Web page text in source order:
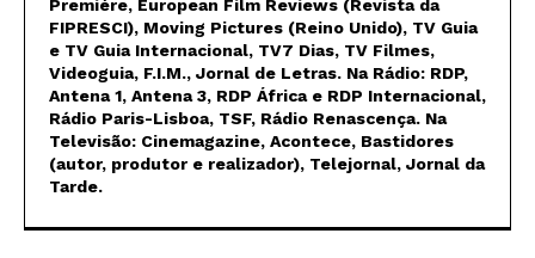
Premiére, European Film Reviews (Revista da
FIPRESCI), Moving Pictures (Reino Unido), TV Guia
e TV Guia Internacional, TV7 Dias, TV Filmes,
Videoguia, F.I.M., Jornal de Letras. Na Rádio: RDP,
Antena 1, Antena 3, RDP África e RDP Internacional,
Rádio Paris-Lisboa, TSF, Rádio Renascença. Na
Televisão: Cinemagazine, Acontece, Bastidores
(autor, produtor e realizador), Telejornal, Jornal da
Tarde.